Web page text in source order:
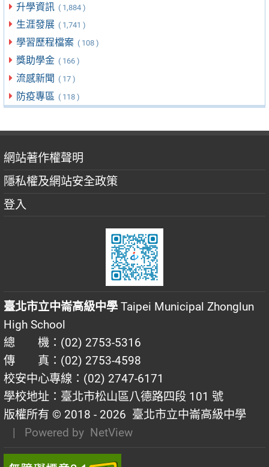
升學資訊 ( 1,884 )
生涯發展 ( 1,741 )
學習歷程檔案 ( 108 )
獎助學金 ( 166 )
流感新聞 ( 17 )
防疫專區 ( 118 )
網站著作權聲明
隱私權及網站安全政策
登入
臺北市立中崙高級中學 Taipei Municipal Zhonglun
High School
總 機：(02) 2753-5316
傳 真：(02) 2753-4598
校安中心專線：(02) 2747-6171
學校地址：臺北市松山區八德路四段 101 號
版權所有 © 2018 - 2026 臺北市立中崙高級中學
| Powered by NetView